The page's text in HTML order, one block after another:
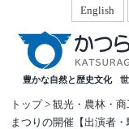
豊かな自然と歴史文化
English
トップ>観光・農林・商
まつりの開催【出演者・